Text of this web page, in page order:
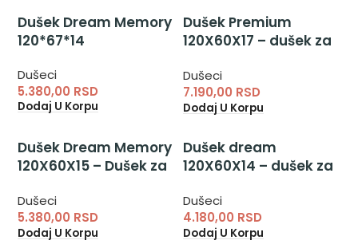
Dušek Dream Memory
120*67*14
Dušeci
5.380,00 RSD
Dodaj U Korpu
Dušek Premium
120X60X17 – dušek za
od memory pene
Dušeci
7.190,00 RSD
Dodaj U Korpu
Dušek Dream Memory
120X60X15 – Dušek za
memory pene
Dušeci
5.380,00 RSD
Dodaj U Korpu
Dušek dream
120X60X14 – dušek za
Dušeci
4.180,00 RSD
Dodaj U Korpu